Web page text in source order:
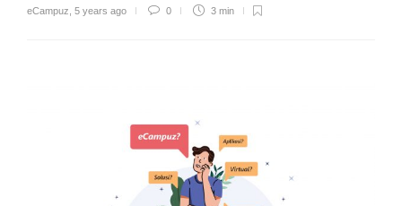
eCampuz 5 years ago 0 3 min